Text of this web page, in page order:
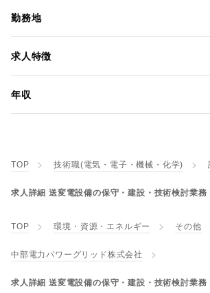
勤務地
求人特徴
年収
TOP 技術職(電気・電子・機械・化学)
求人詳細 送変電設備の保守・建設・技術検討業務
TOP 環境・資源・エネルギー その他
中部電力パワーグリッド株式会社
求人詳細 送変電設備の保守・建設・技術検討業務